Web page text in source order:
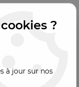
?
à jour sur nos